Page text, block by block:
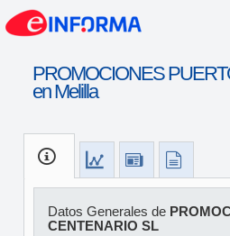
PROMOCIONES
en Melilla
Datos Generales de
CENTENARIO SL